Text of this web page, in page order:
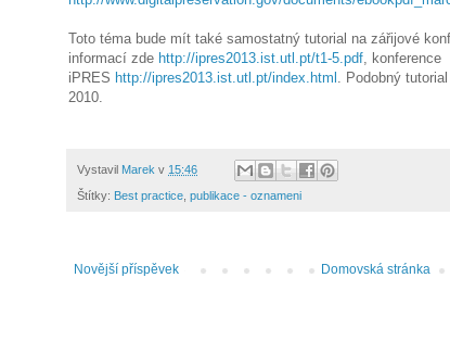
Toto téma bude mít také samostatný tutorial na zářijové
informací zde http://ipres2013.ist.utl.pt/t1-5.pdf, konference
iPRES http://ipres2013.ist.utl.pt/index.html . Podobný
2010.
Vystavil Marek v 15:46
Štítky: Best practice, publikace - oznameni
Novější příspěvek Domovská stránka